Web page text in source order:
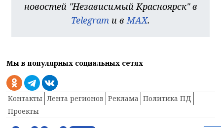
новостей "Независимый Красноярск" в
Telegram и вMAX.
Мы в популярных социальных сетях
Контакты Лента регионов Реклама Политика ПД
Проекты